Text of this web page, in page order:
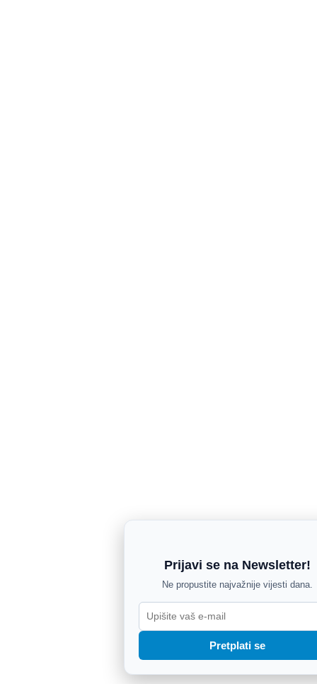
Prijavi se na Newsletter!
Ne propustite najvažnije vijesti dana.
Pretplati se